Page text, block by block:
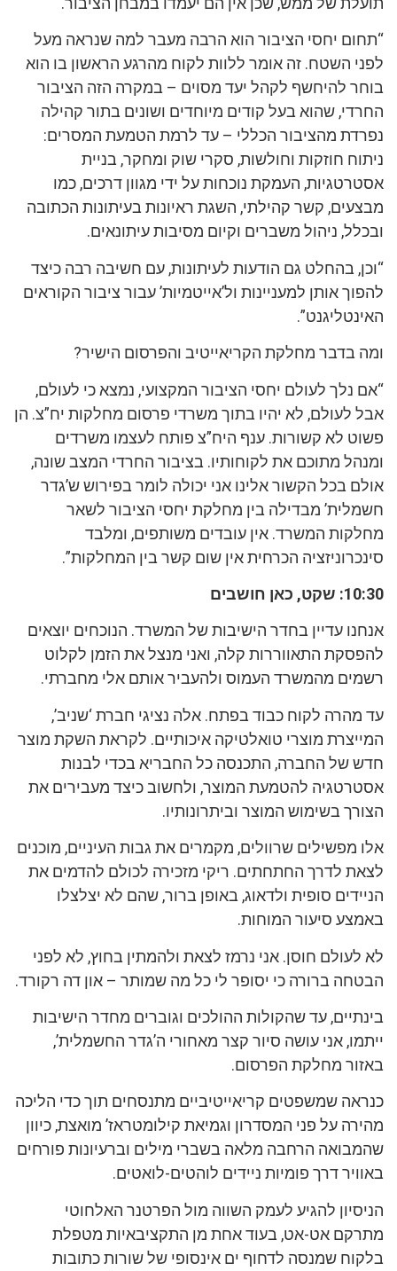
“תחום יחסי הציבור הוא הרבה מעבר למה שנראה מעל
לפני השטח. זה אומר ללוות לקוח מהרגע הראשון בו הוא
בוחר להיחשף לקהל יעד מסוים – במקרה הזה הציבור
החרדי, שהוא בעל קודים מיוחדים ושונים בתור קהילה
נפרדת מהציבור הכללי – עד לרמת הטמעת המסרים:
ניתוח חוזקות וחולשות, סקרי שוק ומחקר, בניית
אסטרטגיות, העמקת נוכחות על ידי מגוון דרכים, כמו
מבצעים, קשר קהילתי, השגת ראיונות בעיתונות הכתובה
ובכלל, ניהול משברים וקיום מסיבות עיתונאים.
“וכן, בהחלט גם הודעות לעיתונות, עם חשיבה רבה כיצד
להפוך אותן למעניינות ול’אייטמיות’ עבור ציבור הקוראים
האינטליגנט”.
ומה בדבר מחלקת הקריאייטיב והפרסום הישיר?
“אם נלך לעולם יחסי הציבור המקצועי, נמצא כי לעולם,
אבל לעולם, לא יהיו בתוך משרדי פרסום מחלקות יח”צ. הן
פשוט לא קשורות. ענף היח”צ פותח לעצמו משרדים
ומנהל מתוכם את לקוחותיו. בציבור החרדי המצב שונה,
אולם בכל הקשור אלינו אני יכולה לומר בפירוש ש’גדר
חשמלית’ מבדילה בין מחלקת יחסי הציבור לשאר
מחלקות המשרד. אין עובדים משותפים, ומלבד
סינכרוניזציה הכרחית אין שום קשר בין המחלקות”.
10:30: שקט, כאן חושבים
אנחנו עדיין בחדר הישיבות של המשרד. הנוכחים יוצאים
להפסקת התאווררות קלה, ואני מנצל את הזמן לקלוט
רשמים מהמשרד העמוס ולהעביר אותם אלי מחברתי.
עד מהרה לקוח כבוד בפתח. אלה נציגי חברת ‘שניב’,
המייצרת מוצרי טואלטיקה איכותיים. לקראת השקת מוצר
חדש של החברה, התכנסה כל החבריא בכדי לבנות
אסטרטגיה להטמעת המוצר, ולחשוב כיצד מעבירים את
הצורך בשימוש המוצר וביתרונותיו.
אלו מפשילים שרוולים, מקמרים את גבות העיניים, מוכנים
לצאת לדרך החתחתים. ריקי מזכירה לכולם להדמים את
הניידים סופית ולדאוג, באופן ברור, שהם לא יצלצלו
באמצע סיעור המוחות.
לא לעולם חוסן. אני נרמז לצאת ולהמתין בחוץ, לא לפני
הבטחה ברורה כי יסופר לי כל מה שמותר – און דה רקורד.
בינתיים, עד שהקולות ההולכים וגוברים מחדר הישיבות
ייתמו, אני עושה סיור קצר מאחורי ה’גדר החשמלית’,
באזור מחלקת הפרסום.
כנראה שמשפטים קריאייטיביים מתנסחים תוך כדי הליכה
מהירה על פני המסדרון וגמיאת קילומטראז’ מואצת, כיוון
שהמבואה הרחבה מלאה בשברי מילים וברעיונות פורחים
באוויר דרך פומיות ניידים לוהטים-לואטים.
הניסיון להגיע לעמק השווה מול הפרטנר האלחוטי
מתרקם אט-אט, בעוד אחת מן התקציבאיות מטפלת
בלקוח שמנסה לדחוף ים אינסופי של שורות כתובות